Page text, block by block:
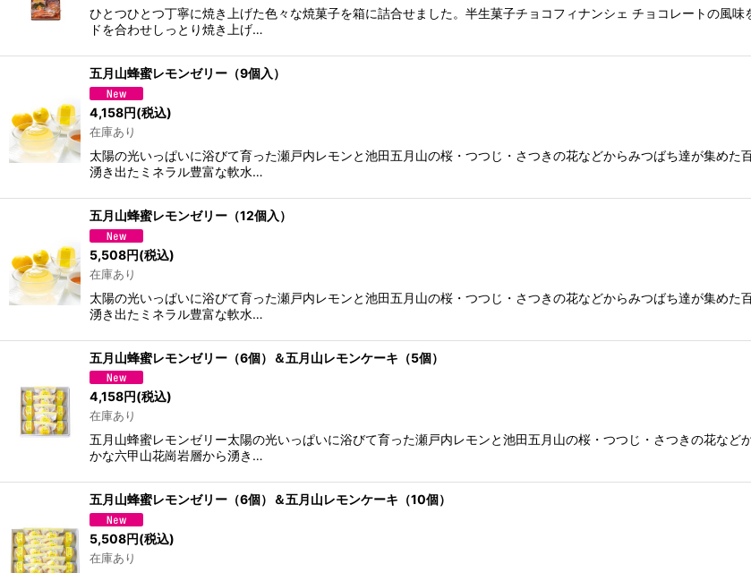
ひとつひとつ丁寧に焼き上げた色々な焼菓子を箱に詰合せました。半生菓子チョコフィナンシェ チョコレートの風
ドを合わせしっとり焼き上げ…
五月山蜂蜜レモンゼリー（9個入）
4,158円(税込)
在庫あり
太陽の光いっぱいに浴びて育った瀬戸内レモンと池田五月山の桜・つつじ・さつきの花などからみつばち達が集め
湧き出たミネラル豊富な軟水…
五月山蜂蜜レモンゼリー（12個入）
5,508円(税込)
在庫あり
太陽の光いっぱいに浴びて育った瀬戸内レモンと池田五月山の桜・つつじ・さつきの花などからみつばち達が集め
湧き出たミネラル豊富な軟水…
五月山蜂蜜レモンゼリー（6個）＆五月山レモンケーキ（5個）
4,158円(税込)
在庫あり
五月山蜂蜜レモンゼリー太陽の光いっぱいに浴びて育った瀬戸内レモンと池田五月山の桜・つつじ・さつきの花な
かな六甲山花崗岩層から湧き…
五月山蜂蜜レモンゼリー（6個）＆五月山レモンケーキ（10個）
5,508円(税込)
在庫あり